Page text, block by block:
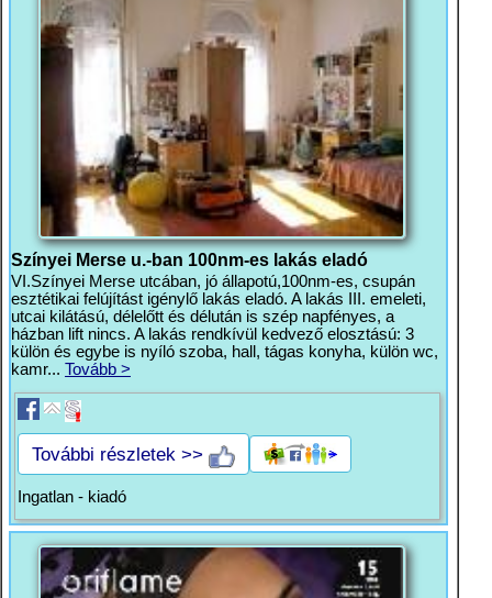
Színyei Merse u.-ban 100nm-es lakás eladó
VI.Színyei Merse utcában, jó állapotú,100nm-es, csupán
esztétikai felújítást igénylő lakás eladó. A lakás III. emeleti,
utcai kilátású, délelőtt és délután is szép napfényes, a
házban lift nincs. A lakás rendkívül kedvező elosztású: 3
külön és egybe is nyíló szoba, hall, tágas konyha, külön wc,
kamr... Tovább >
További részletek >>
Ingatlan - kiadó